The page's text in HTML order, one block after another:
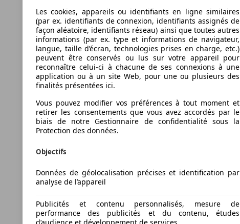
Les cookies, appareils ou identifiants en ligne similaires
(par ex. identifiants de connexion, identifiants assignés de
façon aléatoire, identifiants réseau) ainsi que toutes autres
informations (par ex. type et informations de navigateur,
langue, taille d’écran, technologies prises en charge, etc.)
peuvent être conservés ou lus sur votre appareil pour
reconnaître celui-ci à chacune de ses connexions à une
application ou à un site Web, pour une ou plusieurs des
finalités présentées ici.
Vous pouvez modifier vos préférences à tout moment et
retirer les consentements que vous avez accordés par le
biais de notre Gestionnaire de confidentialité sous la
Protection des données.
Objectifs
Données de géolocalisation précises et identification par
analyse de l’appareil
Publicités et contenu personnalisés, mesure de
performance des publicités et du contenu, études